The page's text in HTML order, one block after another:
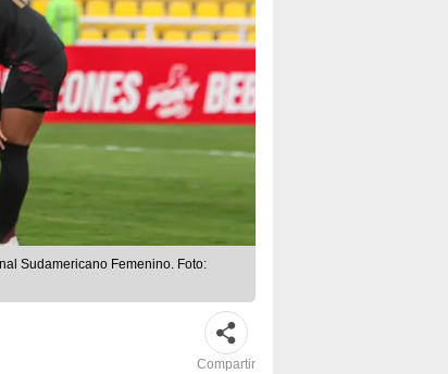
Sudamericano Femenino. Foto:
Compartir